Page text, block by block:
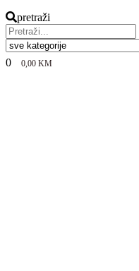
pretraži
0 0,00 KM